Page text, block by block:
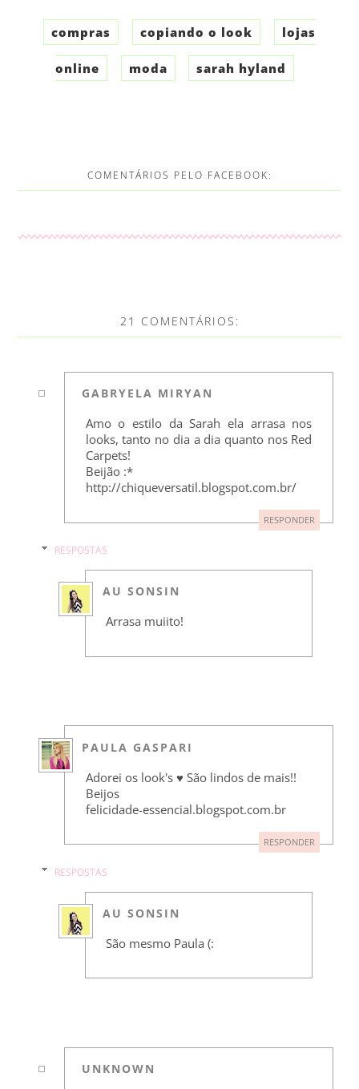
compras copiando o look lojas
online moda sarah hyland
COMENTÁRIOS PELO FACEBOOK:
21 COMENTÁRIOS:
GABRYELA MIRYAN
Amo o estilo da Sarah ela arrasa nos
looks, tanto no dia a dia quanto nos Red
Carpets!
Beijão :*
http://chiqueversatil.blogspot.com.br/
RESPONDER
RESPOSTAS
AU SONSIN
Arrasa muiito!
PAULA GASPARI
Adorei os look's ♥ São lindos de mais!!
Beijos
felicidade-essencial.blogspot.com.br
RESPONDER
RESPOSTAS
AU SONSIN
São mesmo Paula (:
UNKNOWN